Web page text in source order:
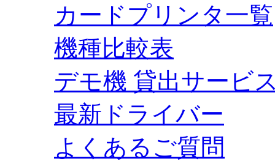
カードプリンタ一覧
機種比較表
デモ機 貸出サービ
最新ドライバー
よくあるご質問